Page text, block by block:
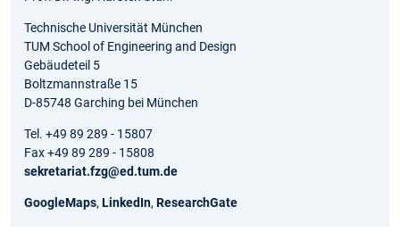
Technische Universität München
TUM School of Engineering and Design
Gebäudeteil 5
Boltzmannstraße 15
D-85748 Garching bei München
Tel. +49 89 289 - 15807
Fax +49 89 289 - 15808
sekretariat.fzg@ed.tum.de
GoogleMaps, LinkedIn, ResearchGate